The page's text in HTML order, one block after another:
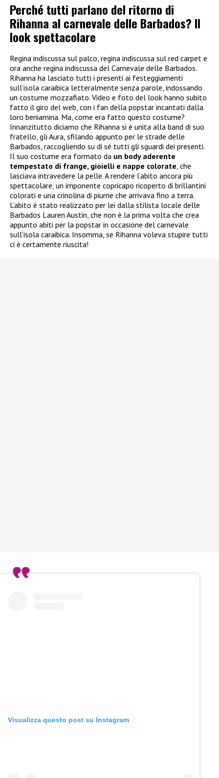
Perché tutti parlano del ritorno di
Rihanna al carnevale delle Barbados? Il
look spettacolare
Regina indiscussa sul palco, regina indiscussa sul red carpet e
ora anche regina indiscussa del Carnevale delle Barbados.
Rihanna ha lasciato tutti i presenti ai festeggiamenti
sull’isola caraibica letteralmente senza parole, indossando
un costume mozzafiato. Video e foto del look hanno subito
fatto il giro del web, con i fan della popstar incantati dalla
loro beniamina. Ma, come era fatto questo costume?
Innanzitutto diciamo che Rihanna si è unita alla band di suo
fratello, gli Aura, sfilando appunto per le strade delle
Barbados, raccogliendo su di sé tutti gli sguardi dei presenti.
Il suo costume era formato da un body aderente
tempestato di frange, gioielli e nappe colorate, che
lasciava intravedere la pelle. A rendere l’abito ancora più
spettacolare, un imponente copricapo ricoperto di brillantini
colorati e una crinolina di piume che arrivava fino a terra.
L’abito è stato realizzato per lei dalla stilista locale delle
Barbados Lauren Austin, che non è la prima volta che crea
appunto abiti per la popstar in occasione del carnevale
sull’isola caraibica. Insomma, se Rihanna voleva stupire tutti
ci è certamente riuscita!
Visualizza questo post su Instagram